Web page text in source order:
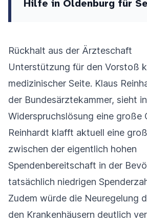
Hilfe in Oldenburg für
Rückhalt aus der Ärzteschaft
Unterstützung für den Vorstoß
medizinischer Seite. Klaus
der Bundesärztekammer, sieht
Widerspruchslösung eine große
Reinhardt klafft aktuell eine
zwischen der eigentlich hohen
Spendenbereitschaft in der
tatsächlich niedrigen
Zudem würde die Neuregelung
den Krankenhäusern deutlich